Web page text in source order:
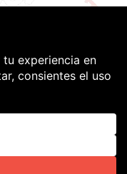
de Valencia, en el
100% italianas.
de primera